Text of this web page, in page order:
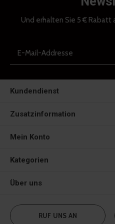
Und erhalten Sie 5 € Rabatt
Kundendienst
Zusatzinformation
Mein Konto
Kategorien
Über uns
RUF UNS AN